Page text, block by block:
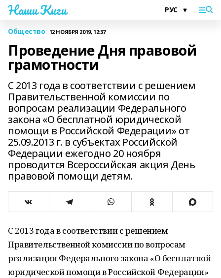
Наши Киги
Общество 12 НОЯБРЯ 2019, 12:37
Проведение Дня правовой
грамотности
С 2013 года в соответствии с решением
Правительственной комиссии по
вопросам реализации Федерального
закона «О бесплатной юридической
помощи в Российской Федерации» от
25.09.2013 г. в субъектах Российской
Федерации ежегодно 20 ноября
проводится Всероссийская акция День
правовой помощи детям.
С 2013 года в соответствии с решением
Правительственной комиссии по вопросам
реализации Федерального закона «О бесплатной
юридической помощи в Российской Федерации»